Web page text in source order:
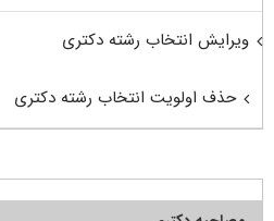
ویرایش انتخاب رشته دکتری
حذف اولویت انتخاب رشته دکتری